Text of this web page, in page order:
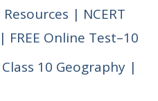
| NCERT
FREE Online Test–10
10 Geography |